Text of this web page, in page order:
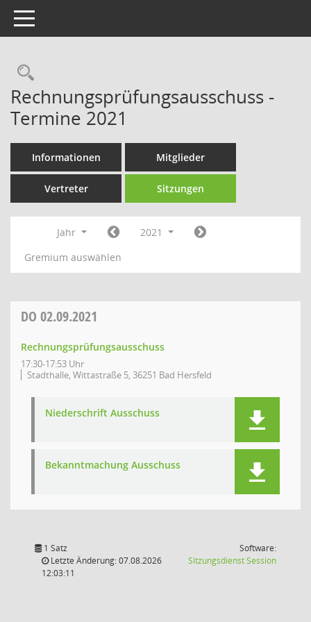
Toggle navigation
Rechercheauswahl
Rechnungsprüfungsausschuss -
Termine 2021
Informationen Mitglieder
Vertreter Sitzungen
Jahr
2021
Gremium auswählen
DO 02.09.2021
Rechnungsprüfungsausschuss
17:30-17:53 Uhr
Stadthalle, Wittastraße 5, 36251 Bad Hersfeld
Niederschrift Ausschuss
Bekanntmachung Ausschuss
1 Satz
Letzte Änderung: 07.08.2026
12:03:11
Software:
SitzungsdienstSession(Wird in